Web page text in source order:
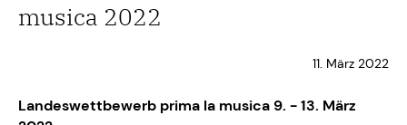
musica 2022
11. März 2022
Landeswettbewerb prima la musica 9. - 13. März